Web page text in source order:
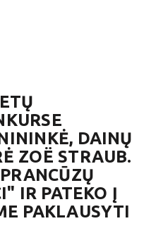
DAINŲ
ZOË STRAUB.
IR PATEKO Į
PAKLAUSYTI